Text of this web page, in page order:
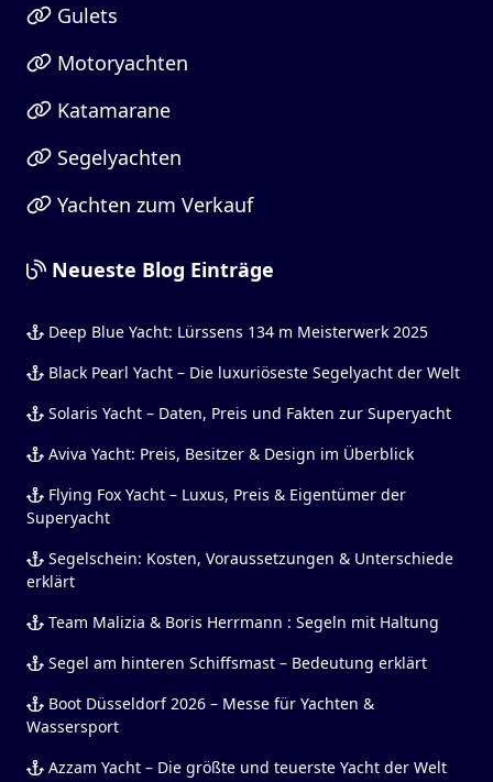
Gulets
Motoryachten
Katamarane
Segelyachten
Yachten zum Verkauf
Neueste Blog Einträge
Deep Blue Yacht: Lürssens 134 m Meisterwerk 2025
Black Pearl Yacht – Die luxuriöseste Segelyacht der Welt
Solaris Yacht – Daten, Preis und Fakten zur Superyacht
Aviva Yacht: Preis, Besitzer & Design im Überblick
Flying Fox Yacht – Luxus, Preis & Eigentümer der
Superyacht
Segelschein: Kosten, Voraussetzungen & Unterschiede
erklärt
Team Malizia & Boris Herrmann : Segeln mit Haltung
Segel am hinteren Schiffsmast – Bedeutung erklärt
Boot Düsseldorf 2026 – Messe für Yachten &
Wassersport
Azzam Yacht – Die größte und teuerste Yacht der Welt